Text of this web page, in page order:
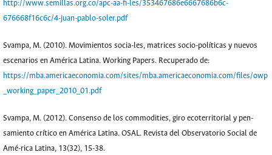
http://www.semillas.org.co/apc-aa-fi-les/353467686e6667686b6c-
676668f16c6c/4-juan-pablo-soler.pdf
Svampa, M. (2010). Movimientos socia-les, matrices socio-políticas y nuevos
escenarios en América Latina. Working Papers. Recuperado de:
https://mba.americaeconomia.com/sites/mba.americaeconomia.com/files/owp
_working_paper_2010_01.pdf
Svampa, M. (2012). Consenso de los commodities, giro ecoterritorial y pen-
samiento crítico en América Latina. OSAL. Revista del Observatorio Social de
Amé-rica Latina, 13(32), 15-38.